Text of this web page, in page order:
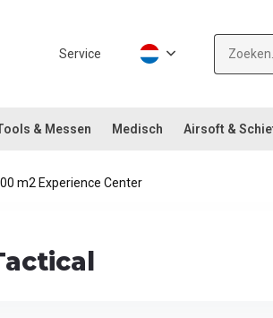
Service
& Messen Medisch Airsoft &
m2 Experience Center